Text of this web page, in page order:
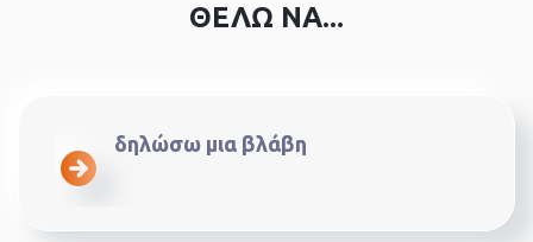
ΘΕΛΩ ΝΑ...
δηλώσω μια βλάβη